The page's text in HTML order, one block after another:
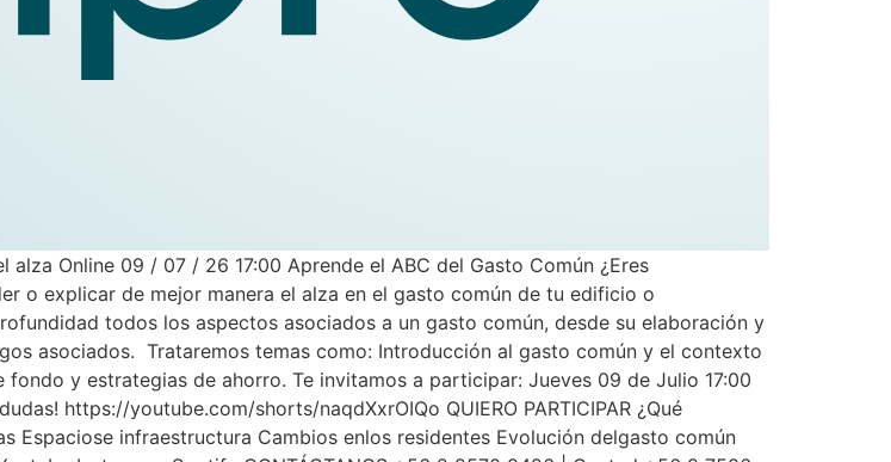
Online 09 / 07 / 26 17:00 Aprende el ABC del Gasto Común ¿Eres
o explicar de mejor manera el alza en el gasto común de tu edificio o
todos los aspectos asociados a un gasto común, desde su elaboración y
asociados. Trataremos temas como: Introducción al gasto común y el contexto
y estrategias de ahorro. Te invitamos a participar: Jueves 09 de Julio 17:00
https://youtube.com/shorts/naqdXxrOIQo QUIERO PARTICIPAR ¿Qué
Espaciose infraestructura Cambios enlos residentes Evolución delgasto común